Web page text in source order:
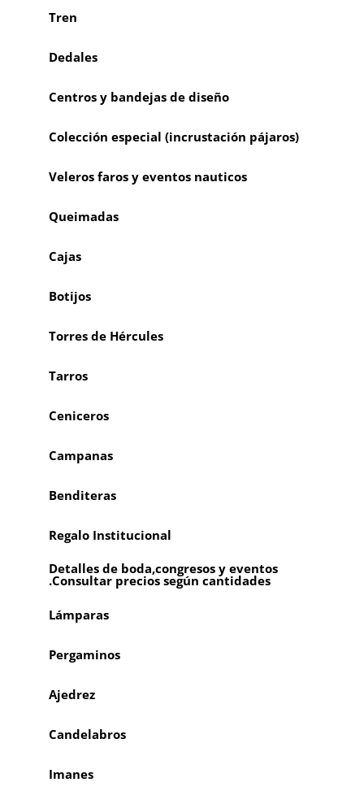
Tren
Dedales
Centros y bandejas de diseño
Colección especial (incrustación pájaros)
Veleros faros y eventos nauticos
Queimadas
Cajas
Botijos
Torres de Hércules
Tarros
Ceniceros
Campanas
Benditeras
Regalo Institucional
Detalles de boda,congresos y eventos
.Consultar precios según cantidades
Lámparas
Pergaminos
Ajedrez
Candelabros
Imanes